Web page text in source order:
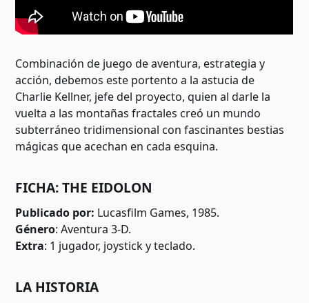
Combinación de juego de aventura, estrategia y
acción, debemos este portento a la astucia de
Charlie Kellner, jefe del proyecto, quien al darle la
vuelta a las montañas fractales creó un mundo
subterráneo tridimensional con fascinantes bestias
mágicas que acechan en cada esquina.
FICHA: THE EIDOLON
Publicado por: Lucasfilm Games, 1985.
Género: Aventura 3-D.
Extra: 1 jugador, joystick y teclado.
LA HISTORIA